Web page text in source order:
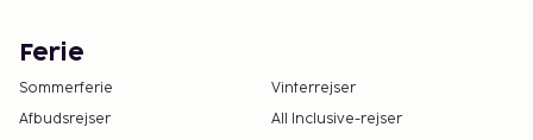
Ferie
Sommerferie
Vinterrejser
Afbudsrejser
All Inclusive-rejser